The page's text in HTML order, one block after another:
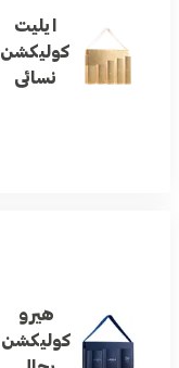
ايليت
كوليكشن
نسائى
هيرو
كوليكشن